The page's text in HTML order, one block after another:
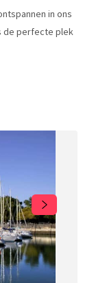
in ons
de perfecte plek